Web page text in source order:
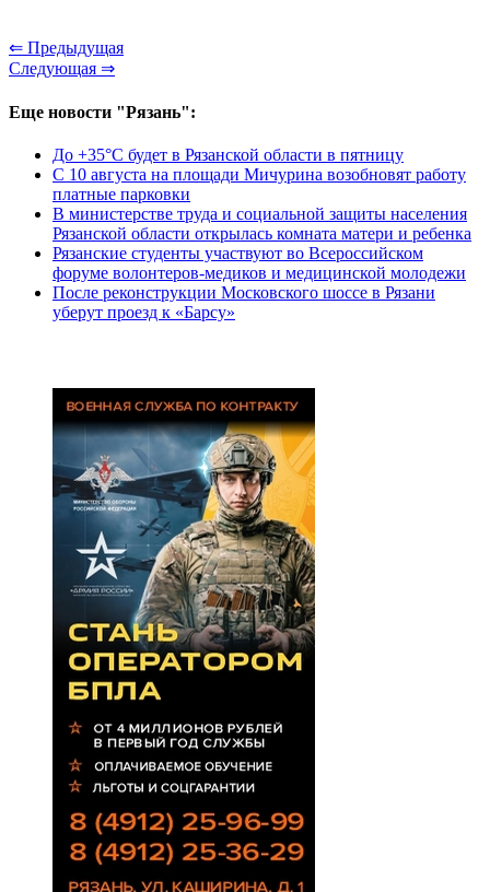
⇐ Предыдущая
Следующая ⇒
Еще новости "Рязань":
До +35°С будет в Рязанской области в пятницу
С 10 августа на площади Мичурина возобновят работу
платные парковки
В министерстве труда и социальной защиты населения
Рязанской области открылась комната матери и ребенка
Рязанские студенты участвуют во Всероссийском
форуме волонтеров-медиков и медицинской молодежи
После реконструкции Московского шоссе в Рязани
уберут проезд к «Барсу»